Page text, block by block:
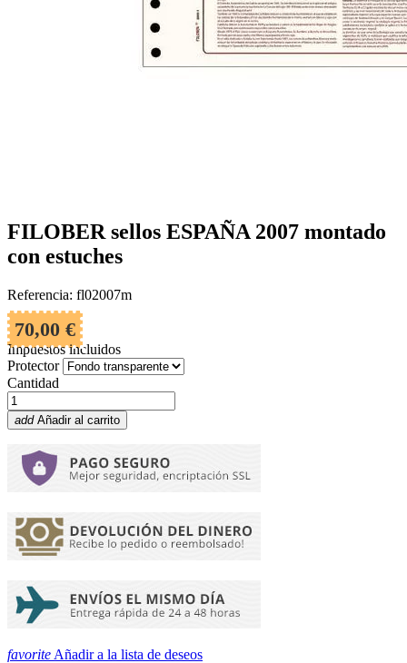
FILOBER sellos ESPAÑA 2007 montado
con estuches
Referencia: fl02007m
70,00 €
Impuestos incluidos
Protector
Cantidad
add Añadir al carrito
favorite Añadir a la lista de deseos